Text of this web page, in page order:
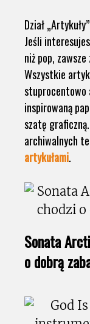
Dział
Jeśli
niż pop,
Wszystkie
stuprocentowo
inspirowaną
szatę
archiwalnych
artykułami.
Sonata
o dobrą